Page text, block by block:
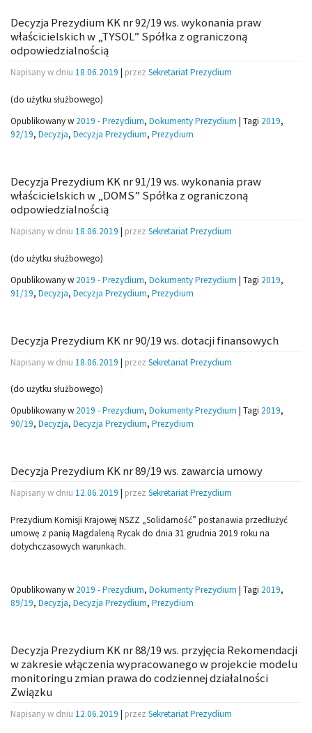
Decyzja Prezydium KK nr 92/19 ws. wykonania praw
właścicielskich w „TYSOL” Spółka z ograniczoną
odpowiedzialnością
Napisany w dniu 18.06.2019 | przez Sekretariat Prezydium
(do użytku służbowego)
Opublikowany w 2019 - Prezydium, Dokumenty Prezydium | Tagi 2019,
92/19, Decyzja, Decyzja Prezydium, Prezydium
Decyzja Prezydium KK nr 91/19 ws. wykonania praw
właścicielskich w „DOMS” Spółka z ograniczoną
odpowiedzialnością
Napisany w dniu 18.06.2019 | przez Sekretariat Prezydium
(do użytku służbowego)
Opublikowany w 2019 - Prezydium, Dokumenty Prezydium | Tagi 2019,
91/19, Decyzja, Decyzja Prezydium, Prezydium
Decyzja Prezydium KK nr 90/19 ws. dotacji finansowych
Napisany w dniu 18.06.2019 | przez Sekretariat Prezydium
(do użytku służbowego)
Opublikowany w 2019 - Prezydium, Dokumenty Prezydium Tagi 2019,
90/19, Decyzja, Decyzja Prezydium, Prezydium
Decyzja Prezydium KK nr 89/19 ws. zawarcia umowy
Napisany w dniu 12.06.2019 przez Sekretariat Prezydium
Prezydium Komisji Krajowej NSZZ „Solidarność” postanawia przedłużyć
umowę z panią Magdaleną Rycak do dnia 31 grudnia 2019 roku na
dotychczasowych warunkach.
Opublikowany w 2019 - Prezydium, Dokumenty Prezydium | Tagi 2019,
89/19, Decyzja, Decyzja Prezydium, Prezydium
Decyzja Prezydium KK nr 88/19 ws. przyjęcia Rekomendacji
w zakresie włączenia wypracowanego w projekcie modelu
monitoringu zmian prawa do codziennej działalności
Związku
Napisany w dniu 12.06.2019 | przez Sekretariat Prezydium